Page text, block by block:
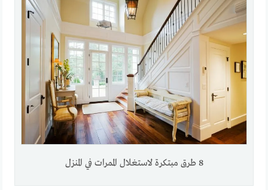
8 طرق مبتكرة لاستغلال الممرات في المنزل